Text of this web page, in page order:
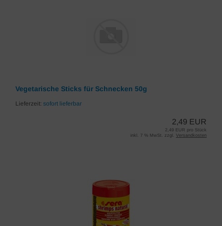
Vegetarische Sticks für Schnecken 50g
Lieferzeit: sofort lieferbar
2,49 EUR
2,49 EUR pro Stück
inkl. 7 % MwSt. zzgl. Versandkosten